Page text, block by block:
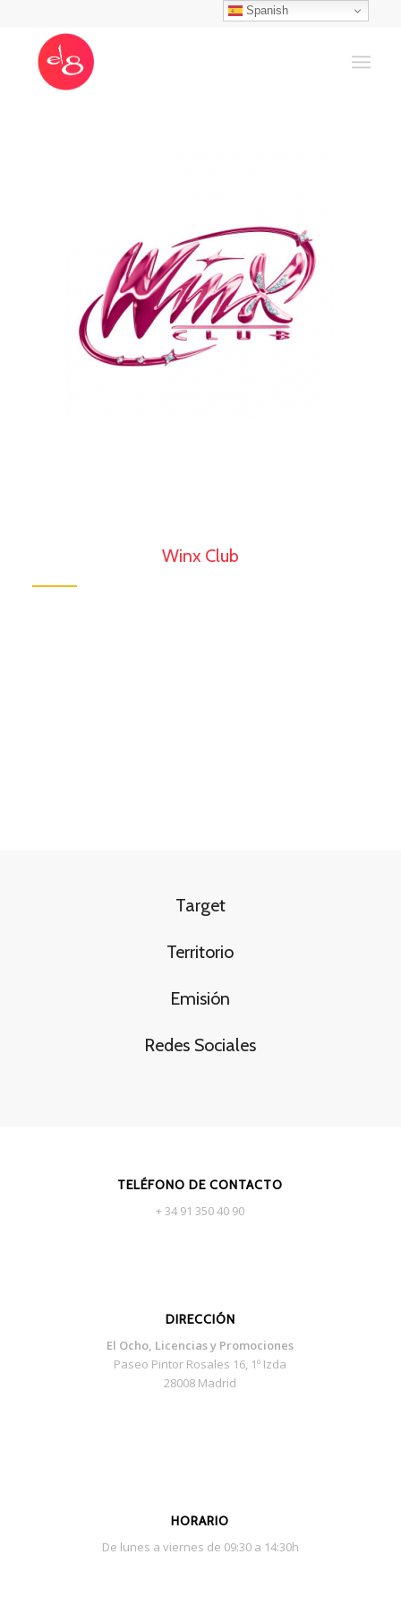
Winx Club
Target
Territorio
Emisión
Redes Sociales
TELÉFONO DE CONTACTO
+ 34 91 350 40 90
DIRECCIÓN
El Ocho, Licencias y Promociones
Paseo Pintor Rosales 16, 1º Izda
28008 Madrid
HORARIO
De lunes a viernes de 09:30 a 14:30h
Spanish